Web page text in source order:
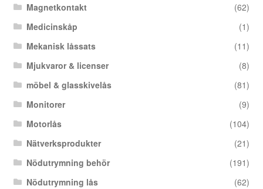
Magnetkontakt
(62)
Medicinskåp
(1)
Mekanisk låssats
(11)
Mjukvaror & licenser
(8)
möbel & glasskivelås
(81)
Monitorer
(9)
Motorlås
(104)
Nätverksprodukter
(21)
Nödutrymning behör
(191)
Nödutrymning lås
(62)